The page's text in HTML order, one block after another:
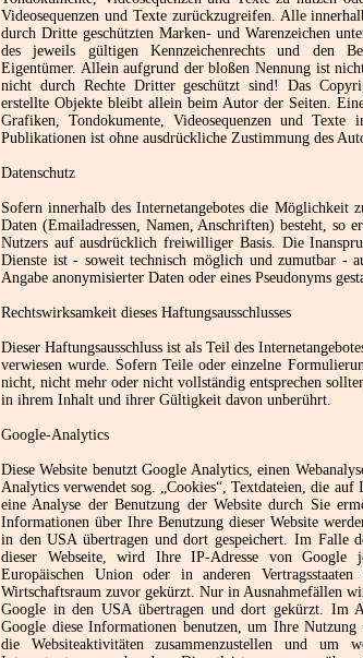
Videosequenzen und Texte zurückzugreifen. Alle
durch Dritte geschützten Marken- und Warenzeichen
des jeweils gültigen Kennzeichenrechts und den
Eigentümer. Allein aufgrund der bloßen Nennung ist
nicht durch Rechte Dritter geschützt sind! Das
erstellte Objekte bleibt allein beim Autor der Seiten.
Grafiken, Tondokumente, Videosequenzen und Texte
Publikationen ist ohne ausdrückliche Zustimmung des
Datenschutz
Sofern innerhalb des Internetangebotes die Möglichkeit
Daten (Emailadressen, Namen, Anschriften) besteht, so
Nutzers auf ausdrücklich freiwilliger Basis. Die
Dienste ist - soweit technisch möglich und zumutbar -
Angabe anonymisierter Daten oder eines Pseudonyms
Rechtswirksamkeit dieses Haftungsausschlusses
Dieser Haftungsausschluss ist als Teil des
verwiesen wurde. Sofern Teile oder einzelne
nicht, nicht mehr oder nicht vollständig entsprechen
in ihrem Inhalt und ihrer Gültigkeit davon unberührt.
Google-Analytics
Diese Website benutzt Google Analytics, einen
Analytics verwendet sog. „Cookies“, Textdateien, die
eine Analyse der Benutzung der Website durch Sie
Informationen über Ihre Benutzung dieser Website
in den USA übertragen und dort gespeichert. Im Falle
dieser Webseite, wird Ihre IP-Adresse von Google
Europäischen Union oder in anderen
Wirtschaftsraum zuvor gekürzt. Nur in Ausnahmefällen
Google in den USA übertragen und dort gekürzt. Im
Google diese Informationen benutzen, um Ihre Nutzung
die Websiteaktivitäten zusammenzustellen und um